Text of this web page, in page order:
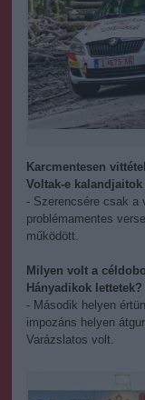
Karcmentesen
Voltak-e
- Szerencsére csak a
problémamentes
működött.
Milyen volt a
Hányadikok lettetek?
- Második helyen
impozáns helyen
Varázslatos volt.